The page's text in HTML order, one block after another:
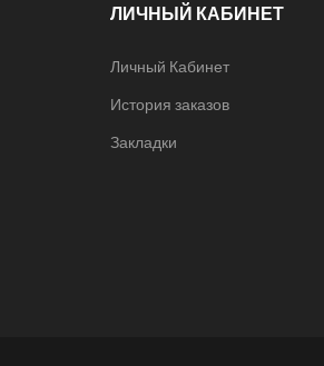
ЛИЧНЫЙ КАБИНЕТ
Личный Кабинет
История заказов
Закладки